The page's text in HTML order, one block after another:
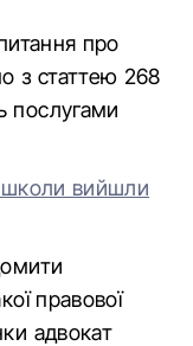
про
з статтею 268
послугами
вийшли
правової
адвокат